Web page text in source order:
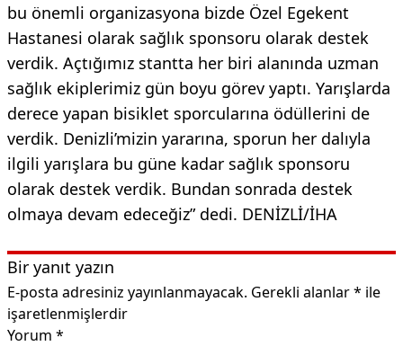
bu önemli organizasyona bizde Özel Egekent
Hastanesi olarak sağlık sponsoru olarak destek
verdik. Açtığımız stantta her biri alanında uzman
sağlık ekiplerimiz gün boyu görev yaptı. Yarışlarda
derece yapan bisiklet sporcularına ödüllerini de
verdik. Denizli’mizin yararına, sporun her dalıyla
ilgili yarışlara bu güne kadar sağlık sponsoru
olarak destek verdik. Bundan sonrada destek
olmaya devam edeceğiz” dedi. DENİZLİ/İHA
Bir yanıt yazın
E-posta adresiniz yayınlanmayacak. Gerekli alanlar* ile
işaretlenmişlerdir
Yorum *